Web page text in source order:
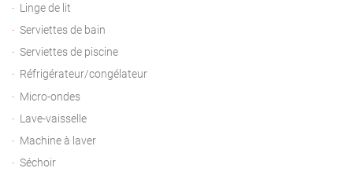
Linge de lit
Serviettes de bain
Serviettes de piscine
Réfrigérateur/congélateur
Micro-ondes
Lave-vaisselle
Machine à laver
Séchoir